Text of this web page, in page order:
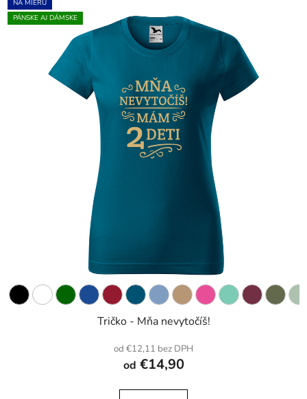
NA MIERU
PÁNSKE AJ DÁMSKE
Tričko - Mňa nevytočíš!
od €12,11 bez DPH
od €14,90